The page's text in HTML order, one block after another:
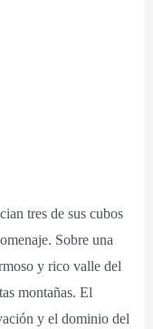
tres de sus cubos
Sobre una
y rico valle del
montañas. El
y el dominio del